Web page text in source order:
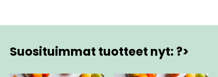
Suosituimmat tuotteet nyt: ?>